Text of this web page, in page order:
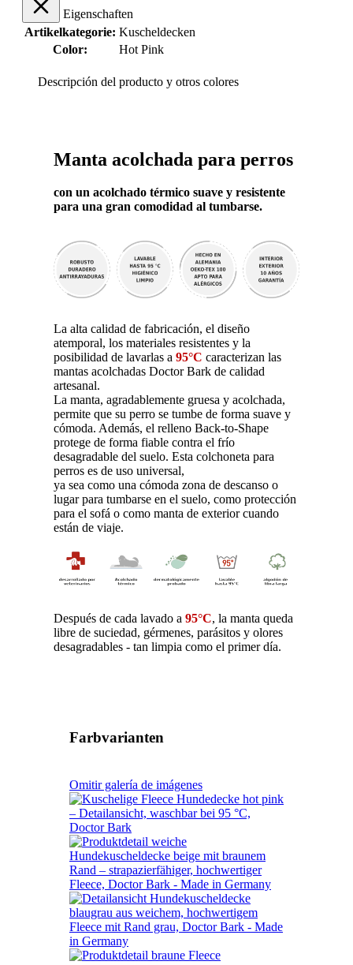
Eigenschaften
Artikelkategorie: Kuscheldecken
Color:
Hot Pink
Descripción del producto y otros colores
Manta acolchada para perros
con un acolchado térmico suave y resistente
para una gran comodidad al tumbarse.
La alta calidad de fabricación, el diseño
atemporal, los materiales resistentes y la
posibilidad de lavarlas a 95°C caracterizan las
mantas acolchadas Doctor Bark de calidad
artesanal.
La manta, agradablemente gruesa y acolchada,
permite que su perro se tumbe de forma suave y
cómoda. Además, el relleno Back-to-Shape
protege de forma fiable contra el frío
desagradable del suelo. Esta colchoneta para
perros es de uso universal,
ya sea como una cómoda zona de descanso o
lugar para tumbarse en el suelo, como protección
para el sofá o como manta de exterior cuando
están de viaje.
Después de cada lavado a 95°C, la manta queda
libre de suciedad, gérmenes, parásitos y olores
desagradables - tan limpia como el primer día.
Farbvarianten
Omitir galería de imágenes